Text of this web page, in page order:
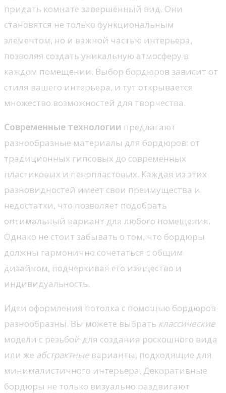
придать комнате завершённый вид. Они
становятся не только функциональным
элементом, но и важной частью интерьера,
позволяя создать уникальную атмосферу в
каждом помещении. Выбор бордюров зависит от
стиля вашего интерьера, и тут открывается
множество возможностей для творчества.
Современные технологии предлагают
разнообразные материалы для бордюров: от
традиционных гипсовых до современных
пластиковых и пенопластовых. Каждая из этих
разновидностей имеет свои преимущества и
недостатки, что позволяет подобрать
оптимальный вариант для любого помещения.
Однако не стоит забывать о том, что бордюры
должны гармонично сочетаться с общим
дизайном, подчеркивая его изящество и
индивидуальность.
Идеи оформления потолка с помощью бордюров
разнообразны. Вы можете выбрать классические
модели с резьбой для создания роскошного вида
или же абстрактные варианты, подходящие для
минималистичного интерьера. Декоративные
бордюры не только визуально раздвигают